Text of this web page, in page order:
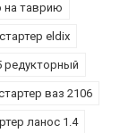
на таврию
стартер eldix
редукторный
ваз 2106
ланос 1.4